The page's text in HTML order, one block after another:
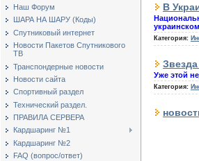
Наш Форум
ШАРА НА ШАРУ (Коды)
Спутниковый интернет
Новости Пакетов Спутникового
ТВ
Транспондерные новости
Новости сайта
Спортивный раздел
Технический раздел.
ПРАВИЛА СЕРВЕРА
Кардшаринг №1
Кардшаринг №2
FAQ (вопрос/ответ)
В
Категория:
Уже этой
Категория: